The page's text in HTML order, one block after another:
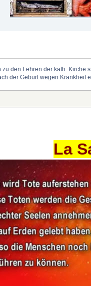
zu den Lehren der kath. Kirche
der Geburt wegen Krankheit
La